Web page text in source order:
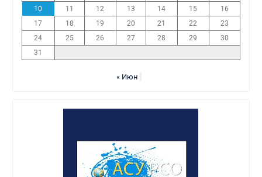
10 11 12 13 14 15
16
17
18 19 20 21 22
23
24
25 26 27 28 29
30
31
« Июн